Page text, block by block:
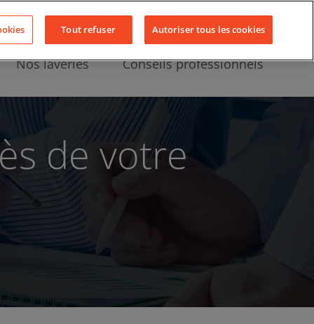
Nous contacter Actualités LinkedInYouTubeFacebook
Nos laveries Conseils professionnels
de votre
Tout refuser Autoriser tous les cookies